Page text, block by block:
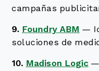
campañas
9. Foundry ABM —
soluciones de
10. Madison Logic —